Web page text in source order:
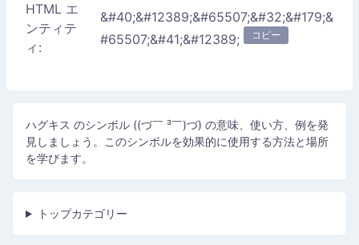
HTML エ
ンティテ
ィ:
&#40;&#12389;&#65507;&#32;&#179;&
#65507;&#41;&#12389;
コピー
ハグキス のシンボル ((づ￣ ³￣)づ) の意味、使い方、例を発
見しましょう。このシンボルを効果的に使用する方法と場所
を学びます。
トップカテゴリー